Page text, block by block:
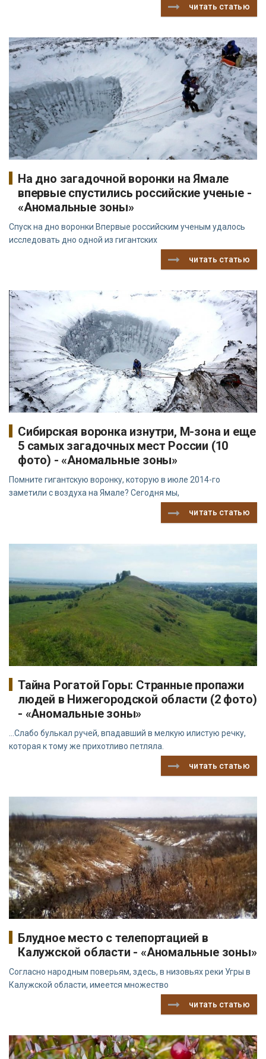
читать статью
На дно загадочной воронки на Ямале
впервые спустились российские ученые -
«Аномальные зоны»
Спуск на дно воронки Впервые российским ученым удалось
исследовать дно одной из гигантских
читать статью
Сибирская воронка изнутри, М-зона и еще
5 самых загадочных мест России (10
фото) - «Аномальные зоны»
Помните гигантскую воронку, которую в июле 2014-го
заметили с воздуха на Ямале? Сегодня мы,
читать статью
Тайна Рогатой Горы: Странные пропажи
людей в Нижегородской области (2 фото)
- «Аномальные зоны»
…Слабо булькал ручей, впадавший в мелкую илистую речку,
которая к тому же прихотливо петляла.
читать статью
Блудное место с телепортацией в
Калужской области - «Аномальные зоны»
Согласно народным поверьям, здесь, в низовьях реки Угры в
Калужской области, имеется множество
читать статью